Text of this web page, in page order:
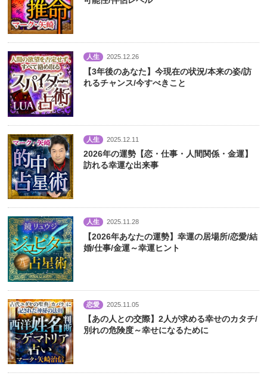
人生 2025.12.26
【3年後のあなた】今現在の状況/本来の姿/訪
れるチャンス/今すべきこと
人生 2025.12.11
2026年の運勢【恋・仕事・人間関係・金運】
訪れる幸運な出来事
人生 2025.11.28
【2026年あなたの運勢】幸運の居場所/恋愛/結
婚/仕事/金運～幸運ヒント
恋愛 2025.11.05
【あの人との交際】2人が求める幸せのカタチ/
別れの危険度～幸せになるために